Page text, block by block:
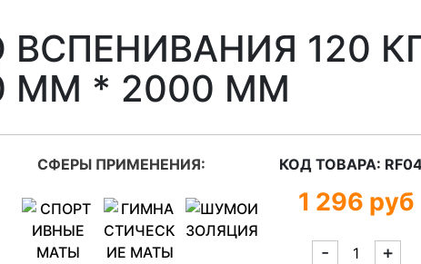
120
ММ * 2000 ММ
СФЕРЫ ПРИМЕНЕНИЯ: КОД ТОВАРА:
1 296 руб
- +